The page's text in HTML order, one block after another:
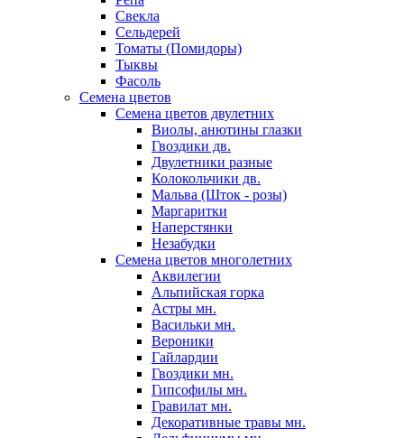
Свекла
Сельдерей
Томаты (Помидоры)
Тыквы
Фасоль
Семена цветов
Семена цветов двулетних
Виолы, анютины глазки
Гвоздики дв.
Двулетники разные
Колокольчики дв.
Мальва (Шток - розы)
Маргаритки
Наперстянки
Незабудки
Семена цветов многолетних
Аквилегии
Альпийская горка
Астры мн.
Васильки мн.
Вероники
Гайлардии
Гвоздики мн.
Гипсофилы мн.
Гравилат мн.
Декоративные травы мн.